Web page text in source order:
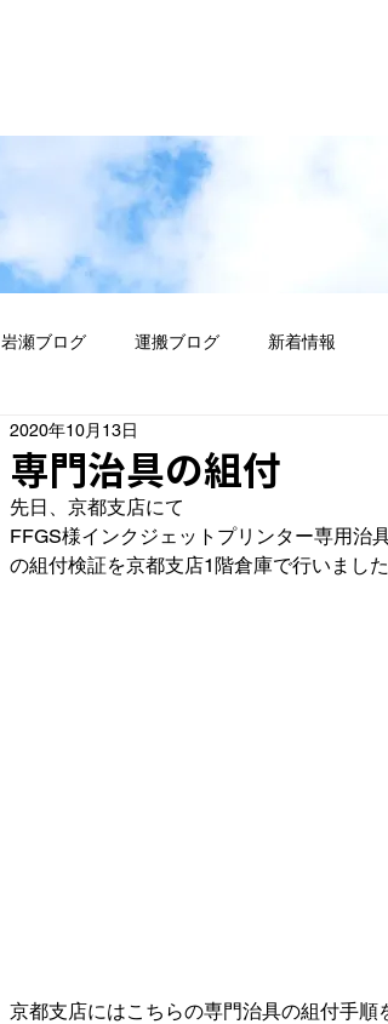
岩瀬ブログ 運搬ブログ 新着情報
専門治具の組付
2020年10月13日
先日、京都支店にて
FFGS様インクジェットプリンター専用治
の組付検証を京都支店1階倉庫で行いました
京都支店にはこちらの専門治具の組付手順